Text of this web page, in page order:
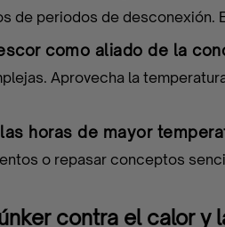
de periodos de desconexión.
como aliado de la
Aprovecha la
horas de mayor
o repasar conceptos
contra el calor y